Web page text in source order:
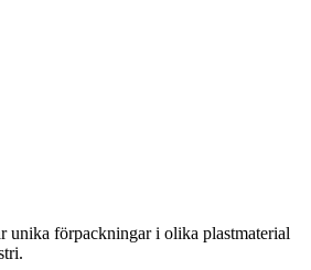
unika förpackningar i olika plastmaterial